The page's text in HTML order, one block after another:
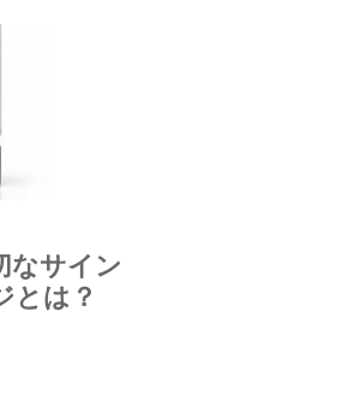
なサイン
とは？